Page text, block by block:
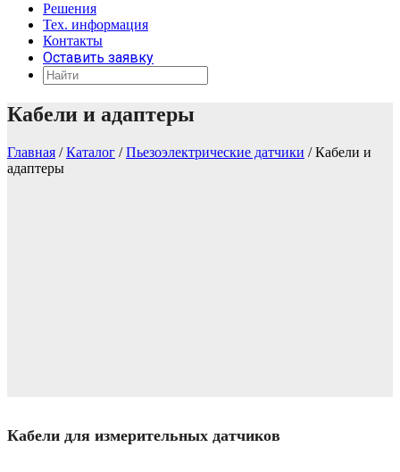
Решения
Тех. информация
Контакты
Оставить заявку
Кабели и адаптеры
Главная /Каталог /Пьезоэлектрические датчики /Кабели и
адаптеры
Кабели для измерительных датчиков